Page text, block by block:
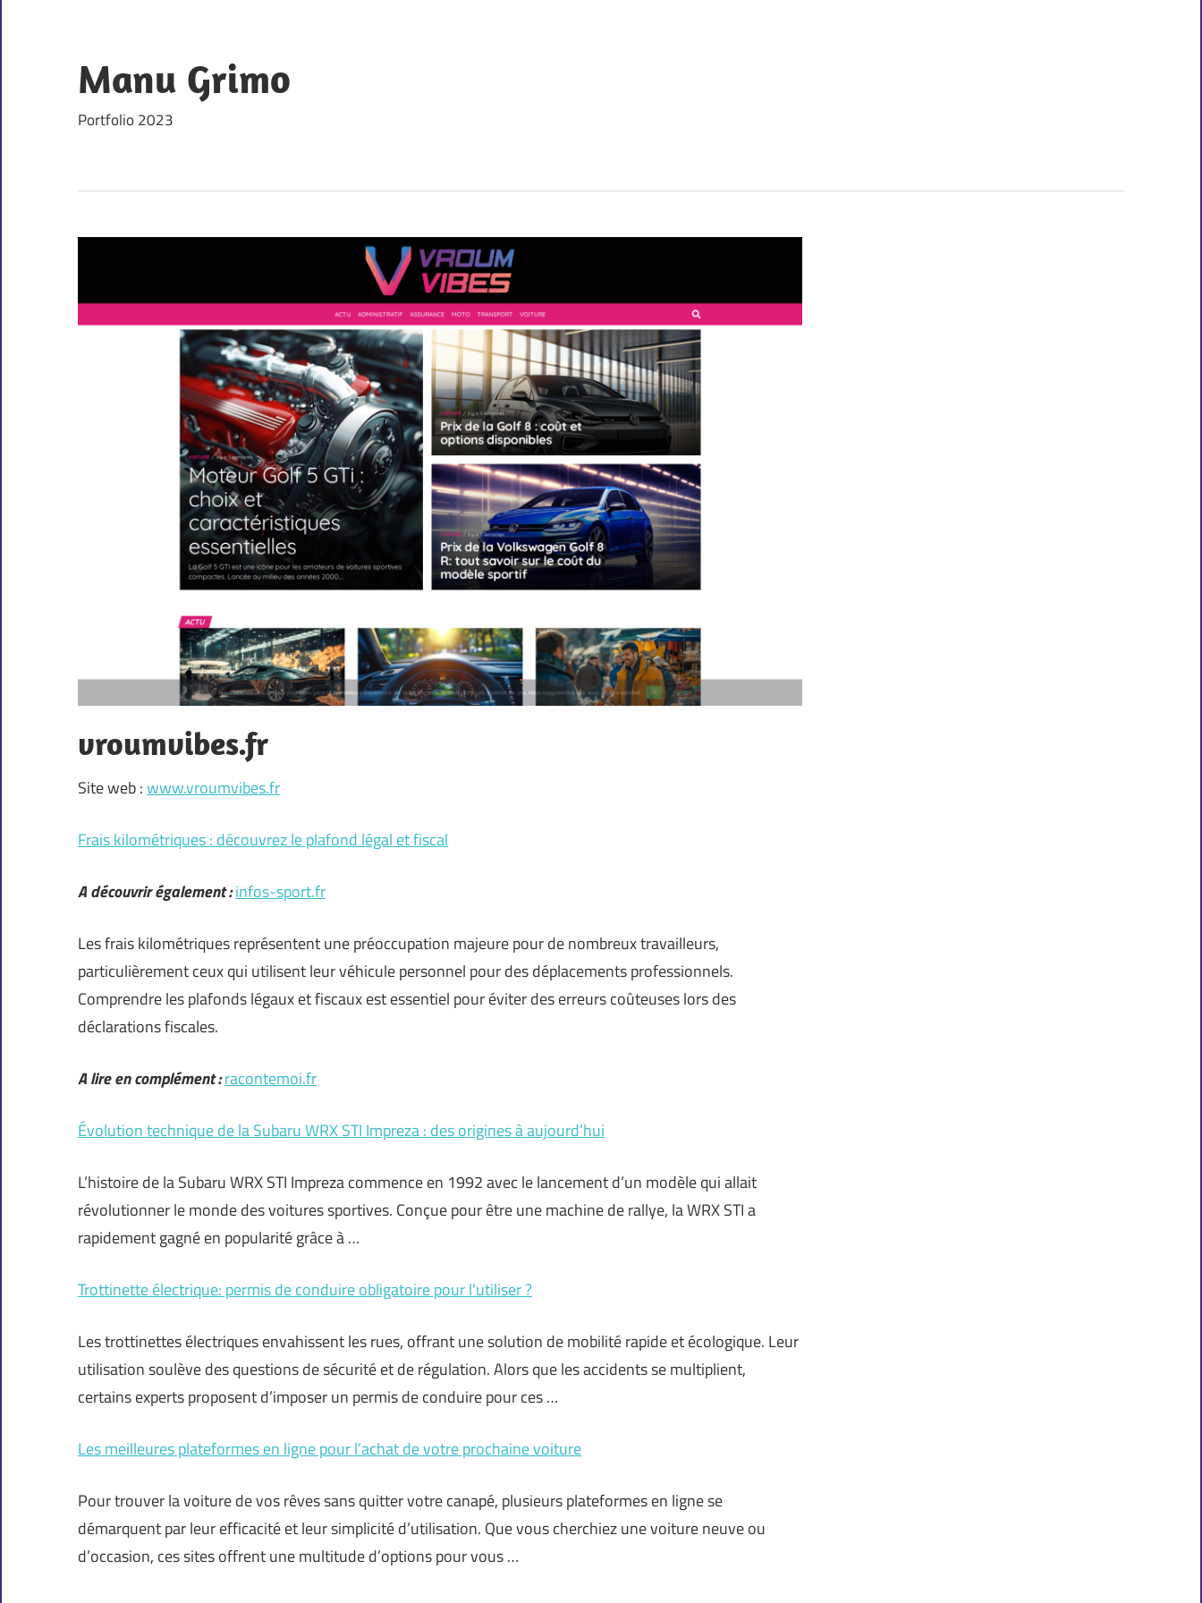
content
Manu Grimo
Portfolio 2023
vroumvibes.fr
Site web :www.vroumvibes.fr
Frais kilométriques : découvrez le plafond légal et fiscal
A découvrir également :infos-sport.fr
Les frais kilométriques représentent une préoccupation majeure pour de nombreux travailleurs,
particulièrement ceux qui utilisent leur véhicule personnel pour des déplacements professionnels.
Comprendre les plafonds légaux et fiscaux est essentiel pour éviter des erreurs coûteuses lors des
déclarations fiscales.
A lire en complément :racontemoi.fr
Évolution technique de la Subaru WRX STI Impreza : des origines à aujourd’hui
L’histoire de la Subaru WRX STI Impreza commence en 1992 avec le lancement d’un modèle qui allait
révolutionner le monde des voitures sportives. Conçue pour être une machine de rallye, la WRX STI a
rapidement gagné en popularité grâce à …
Trottinette électrique: permis de conduire obligatoire pour l’utiliser ?
Les trottinettes électriques envahissent les rues, offrant une solution de mobilité rapide et écologique. Leur
utilisation soulève des questions de sécurité et de régulation. Alors que les accidents se multiplient,
certains experts proposent d’imposer un permis de conduire pour ces …
Les meilleures plateformes en ligne pour l’achat de votre prochaine voiture
Pour trouver la voiture de vos rêves sans quitter votre canapé, plusieurs plateformes en ligne se
démarquent par leur efficacité et leur simplicité d’utilisation. Que vous cherchiez une voiture neuve ou
d’occasion, ces sites offrent une multitude d’options pour vous …